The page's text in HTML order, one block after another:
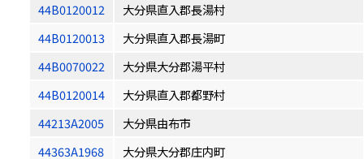
44B0120012
大分県直入郡長湯村
44B0120013
大分県直入郡長湯町
44B0070022
大分県大分郡湯平村
44B0120014
大分県直入郡都野村
44213A2005
大分県由布市
44363A1968
大分県大分郡庄内町